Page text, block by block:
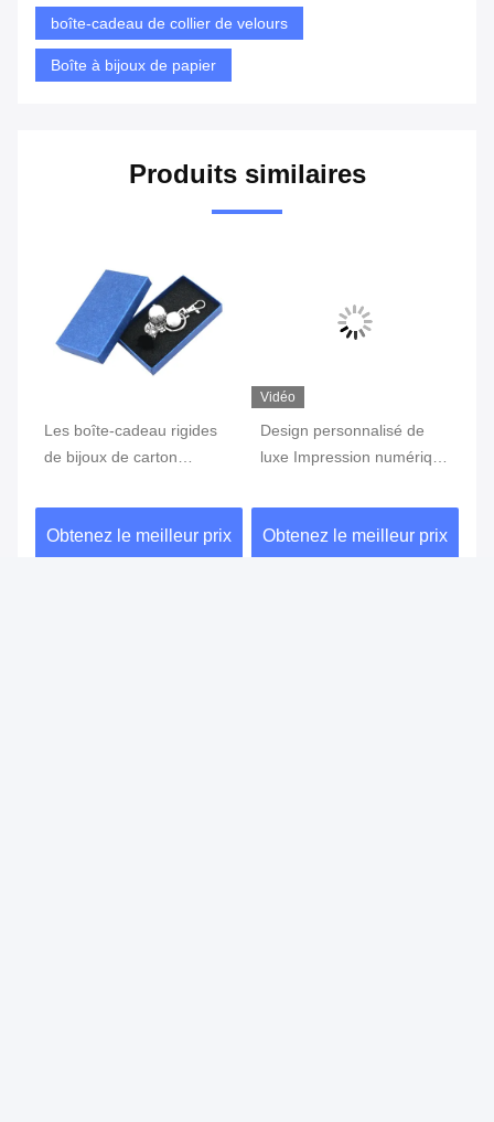
boîte-cadeau de collier de velours
Boîte à bijoux de papier
Produits similaires
Les boîte-cadeau rigides
de bijoux de carton
emballage pour la boucle
d'oreille de montre de
bracelet
Obtenez le meilleur prix
Vidéo
Design personnalisé de
luxe Impression numérique
bijoux emballage Boîte
Obtenez le meilleur prix